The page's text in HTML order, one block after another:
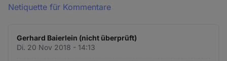
Netiquette für Kommentare
Gerhard Baierlein (nicht überprüft)
Di. 20 Nov 2018 - 14:13